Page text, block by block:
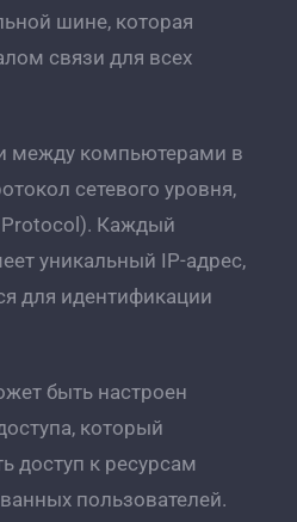
шине, которая
связи для всех
между компьютерами в
сетевого уровня,
Protocol). Каждый
уникальный IP-адрес,
для идентификации
быть настроен
который
доступ к ресурсам
пользователей.